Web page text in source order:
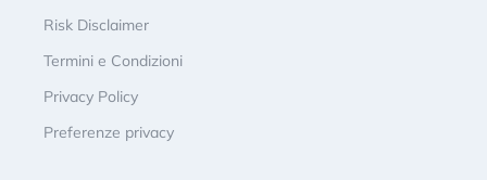
Risk Disclaimer
Termini e Condizioni
Privacy Policy
Preferenze privacy